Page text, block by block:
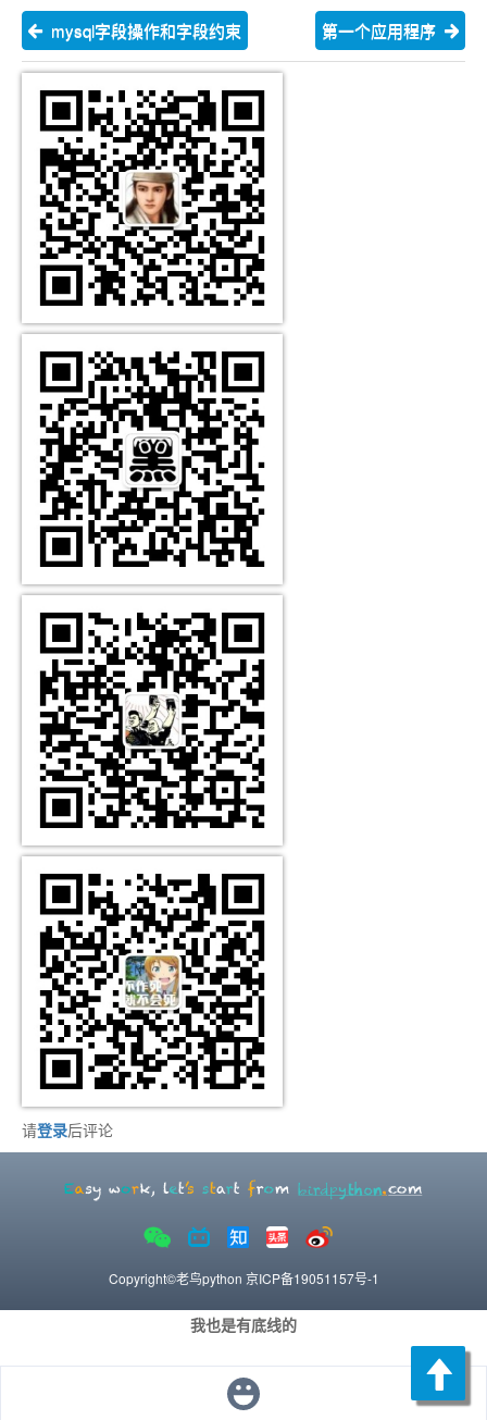
mysql字段操作和字段约束 第一个应用程序
请登录后评论
Copyright©老鸟python 京ICP备19051157号-1
我也是有底线的